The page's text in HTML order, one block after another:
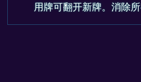
用牌可翻开新牌。消除